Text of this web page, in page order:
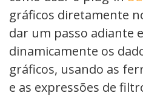
gráficos diretamente
dar um passo adiante
dinamicamente os
gráficos, usando as
e as expressões de